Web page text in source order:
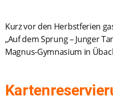
Kurz vor den Herbstferien
„Auf dem Sprung – Junger
Magnus-Gymnasium in